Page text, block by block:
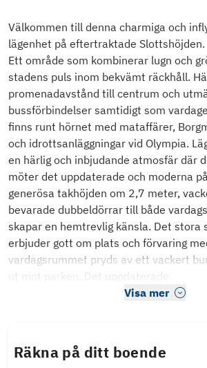
Välkommen till denna charmiga och
lägenhet på eftertraktade Slottshöjden.
Ett område som kombinerar lugn och
stadens puls inom bekvämt räckhåll.
promenadavstånd till centrum och
bussförbindelser samtidigt som
finns runt hörnet med mataffärer,
och idrottsanläggningar vid Olympia.
en härlig och inbjudande atmosfär där
möter det uppdaterade och moderna
generösa takhöjden om 2,7 meter,
bevarade dubbeldörrar till både
skapar en hemtrevlig känsla. Det stora
erbjuder gott om plats och förvaring
vardagsrummet pryds av ett vackert
ut mot parken. Det uppdaterade
Visa mer
Räkna på ditt boende